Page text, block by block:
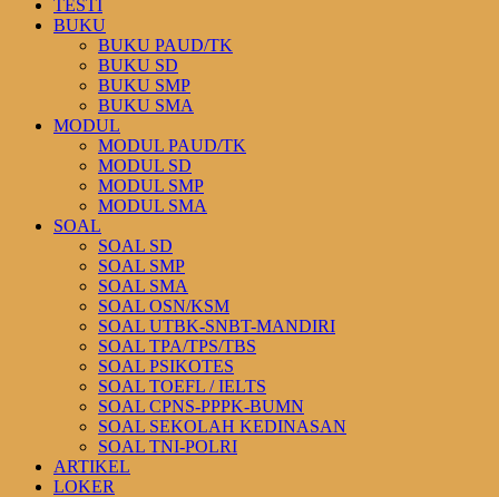
TESTI
BUKU
BUKU PAUD/TK
BUKU SD
BUKU SMP
BUKU SMA
MODUL
MODUL PAUD/TK
MODUL SD
MODUL SMP
MODUL SMA
SOAL
SOAL SD
SOAL SMP
SOAL SMA
SOAL OSN/KSM
SOAL UTBK-SNBT-MANDIRI
SOAL TPA/TPS/TBS
SOAL PSIKOTES
SOAL TOEFL / IELTS
SOAL CPNS-PPPK-BUMN
SOAL SEKOLAH KEDINASAN
SOAL TNI-POLRI
ARTIKEL
LOKER